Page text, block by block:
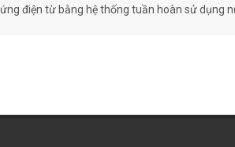
điện từ bằng hệ thống tuần hoàn sử dụng